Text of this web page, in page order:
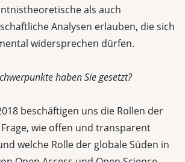
als auch
Analysen erlauben, die sich
widersprechen dürfen.
haben Sie gesetzt?
beschäftigen uns die Rollen der
wie offen und transparent
welche Rolle der globale Süden in